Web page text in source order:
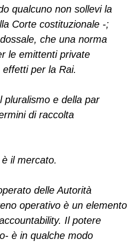
qualcuno non sollevi la
Corte costituzionale -;
che una norma
le emittenti private
per la Rai.
pluralismo e della par
di raccolta
il mercato.
delle Autorità
operativo è un elemento
Il potere
è in qualche modo